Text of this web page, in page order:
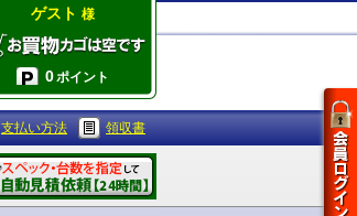
ゲスト 様
0ポイント
支払い方法 領収書